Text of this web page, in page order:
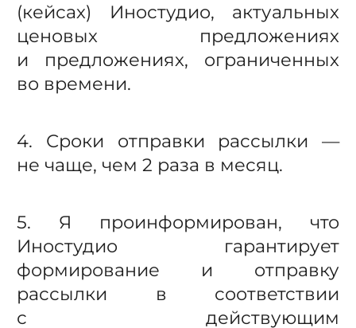
(кейсах) Иностудио, актуальных
ценовых предложениях
и предложениях, ограниченных
во времени.
4. Сроки отправки рассылки —
не чаще, чем 2 раза в месяц.
5. Я проинформирован, что
Иностудио гарантирует
формирование и отправку
рассылки в соответствии
с действующим